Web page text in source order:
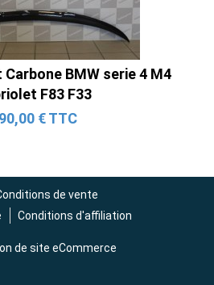
2023)
€ TTC
BMW serie 4 M4
F83 F33
€ TTC
de vente
Conditions d'affiliation
de site eCommerce